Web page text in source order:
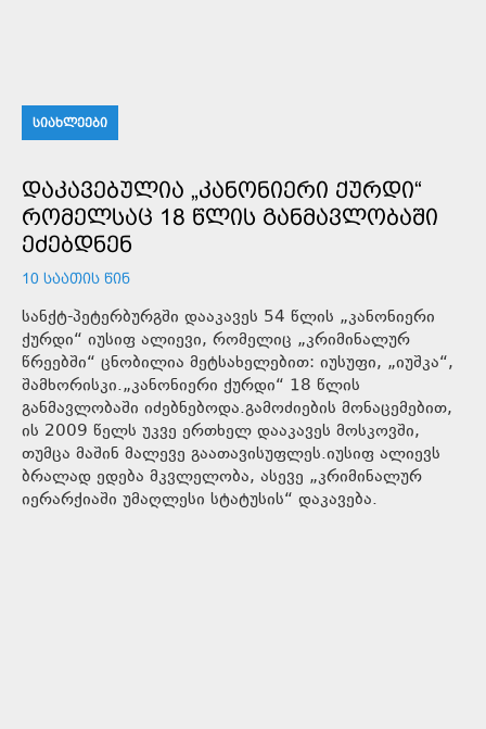
ᲡᲘᲐᲮᲚᲔᲔᲑᲘ
ᲓᲐᲙᲐᲕᲔᲑᲣᲚᲘᲐ „ᲙᲐᲜᲝᲜᲘᲔᲠᲘ ᲥᲣᲠᲓᲘ“
ᲠᲝᲛᲔᲚᲡᲐᲪ 18 ᲬᲚᲘᲡ ᲒᲐᲜᲛᲐᲕᲚᲝᲑᲐᲨᲘ
ᲔᲫᲔᲑᲓᲜᲔᲜ
10 ᲡᲐᲐᲗᲘᲡ ᲬᲘᲜ
სანქტ-პეტერბურგში დააკავეს 54 წლის „კანონიერი
ქურდი“ იუსიფ ალიევი, რომელიც „კრიმინალურ
წრეებში“ ცნობილია მეტსახელებით: იუსუფი, „იუშკა“,
შამხორისკი.„კანონიერი ქურდი“ 18 წლის
განმავლობაში იძებნებოდა.გამოძიების მონაცემებით,
ის 2009 წელს უკვე ერთხელ დააკავეს მოსკოვში,
თუმცა მაშინ მალევე გაათავისუფლეს.იუსიფ ალიევს
ბრალად ედება მკვლელობა, ასევე „კრიმინალურ
იერარქიაში უმაღლესი სტატუსის“ დაკავება.